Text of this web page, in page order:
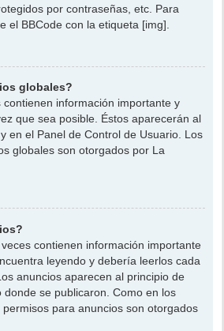
por contraseñas, etc. Para
el BBCode con la etiqueta [img].
globales?
contienen información importante y
que sea posible. Éstos aparecerán al
en el Panel de Control de Usuario. Los
globales son otorgados por La
contienen información importante
leyendo y debería leerlos cada
anuncios aparecen al principio de
se publicaron. Como en los
para anuncios son otorgados